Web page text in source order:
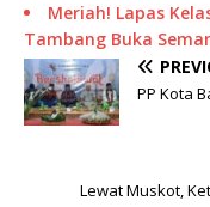
Meriah! Lapas
Tambang Buka
PP Kota
Lewat Muskot,